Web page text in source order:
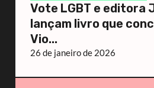
Vote LGBT e editora
lançam livro que
Vio...
26 de janeiro de 2026